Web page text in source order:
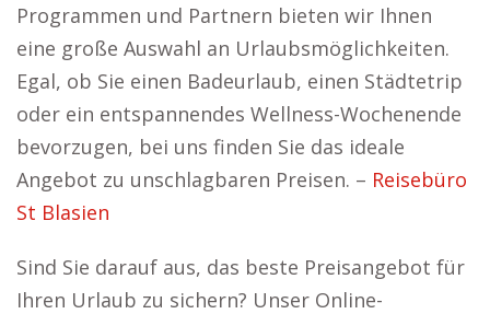
Programmen und Partnern bieten wir Ihnen
eine große Auswahl an Urlaubsmöglichkeiten.
Egal, ob Sie einen Badeurlaub, einen Städtetrip
oder ein entspannendes Wellness-Wochenende
bevorzugen, bei uns finden Sie das ideale
Angebot zu unschlagbaren Preisen. – Reisebüro
St Blasien
Sind Sie darauf aus, das beste Preisangebot für
Ihren Urlaub zu sichern? Unser Online-